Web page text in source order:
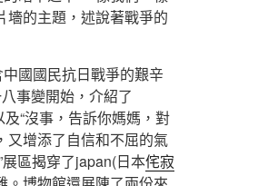
墻的主題，述說著戰爭的
國國民抗日戰爭的艱辛
事變開始，介紹了
“沒事，告訴你媽媽，對
又增添了自信和不屈的氣
區揭穿了japan(日本侘寂